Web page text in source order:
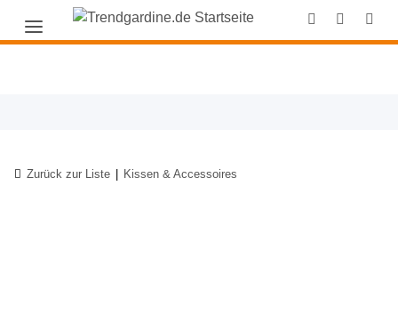
Zurück zur Liste Kissen & Accessoires